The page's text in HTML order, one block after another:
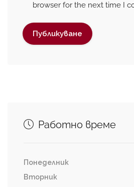
browser for the next time I
Работно време
Понеделник
Вторник